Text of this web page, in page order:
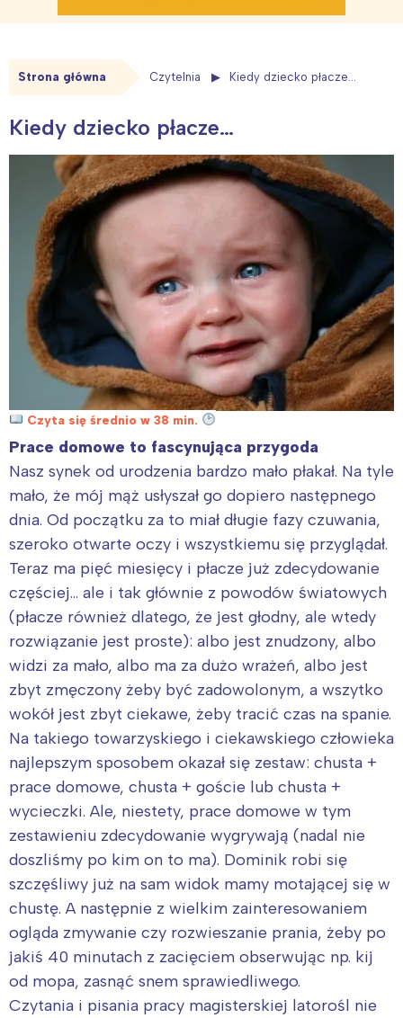
Strona główna Czytelnia Kiedy dziecko płacze…
Kiedy dziecko płacze…
Czyta się średnio w 38 min.
Prace domowe to fascynująca przygoda
Nasz synek od urodzenia bardzo mało płakał. Na tyle
mało, że mój mąż usłyszał go dopiero następnego
dnia. Od początku za to miał długie fazy czuwania,
szeroko otwarte oczy i wszystkiemu się przyglądał.
Teraz ma pięć miesięcy i płacze już zdecydowanie
częściej… ale i tak głównie z powodów światowych
(płacze również dlatego, że jest głodny, ale wtedy
rozwiązanie jest proste): albo jest znudzony, albo
widzi za mało, albo ma za dużo wrażeń, albo jest
zbyt zmęczony żeby być zadowolonym, a wszytko
wokół jest zbyt ciekawe, żeby tracić czas na spanie.
Na takiego towarzyskiego i ciekawskiego człowieka
najlepszym sposobem okazał się zestaw: chusta +
prace domowe, chusta + goście lub chusta +
wycieczki. Ale, niestety, prace domowe w tym
zestawieniu zdecydowanie wygrywają (nadal nie
doszliśmy po kim on to ma). Dominik robi się
szczęśliwy już na sam widok mamy motającej się w
chustę. A następnie z wielkim zainteresowaniem
ogląda zmywanie czy rozwieszanie prania, żeby po
jakiś 40 minutach z zacięciem obserwując np. kij
od mopa, zasnąć snem sprawiedliwego.
Czytania i pisania pracy magisterskiej latorośl nie